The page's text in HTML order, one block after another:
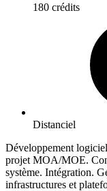
180 crédits
Distanciel
Développement
projet MOA/MOE.
système. Intégration.
infrastructures et